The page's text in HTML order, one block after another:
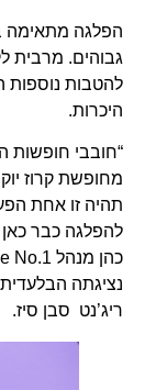
הפלגה מתאימה
גבוהים. מרבית
להטבות נוספות
היכרות.
תהיה זו אחת
להפלגה כבר כאן
נציגתה הבלעדית
ריג’נט סבן סיז.